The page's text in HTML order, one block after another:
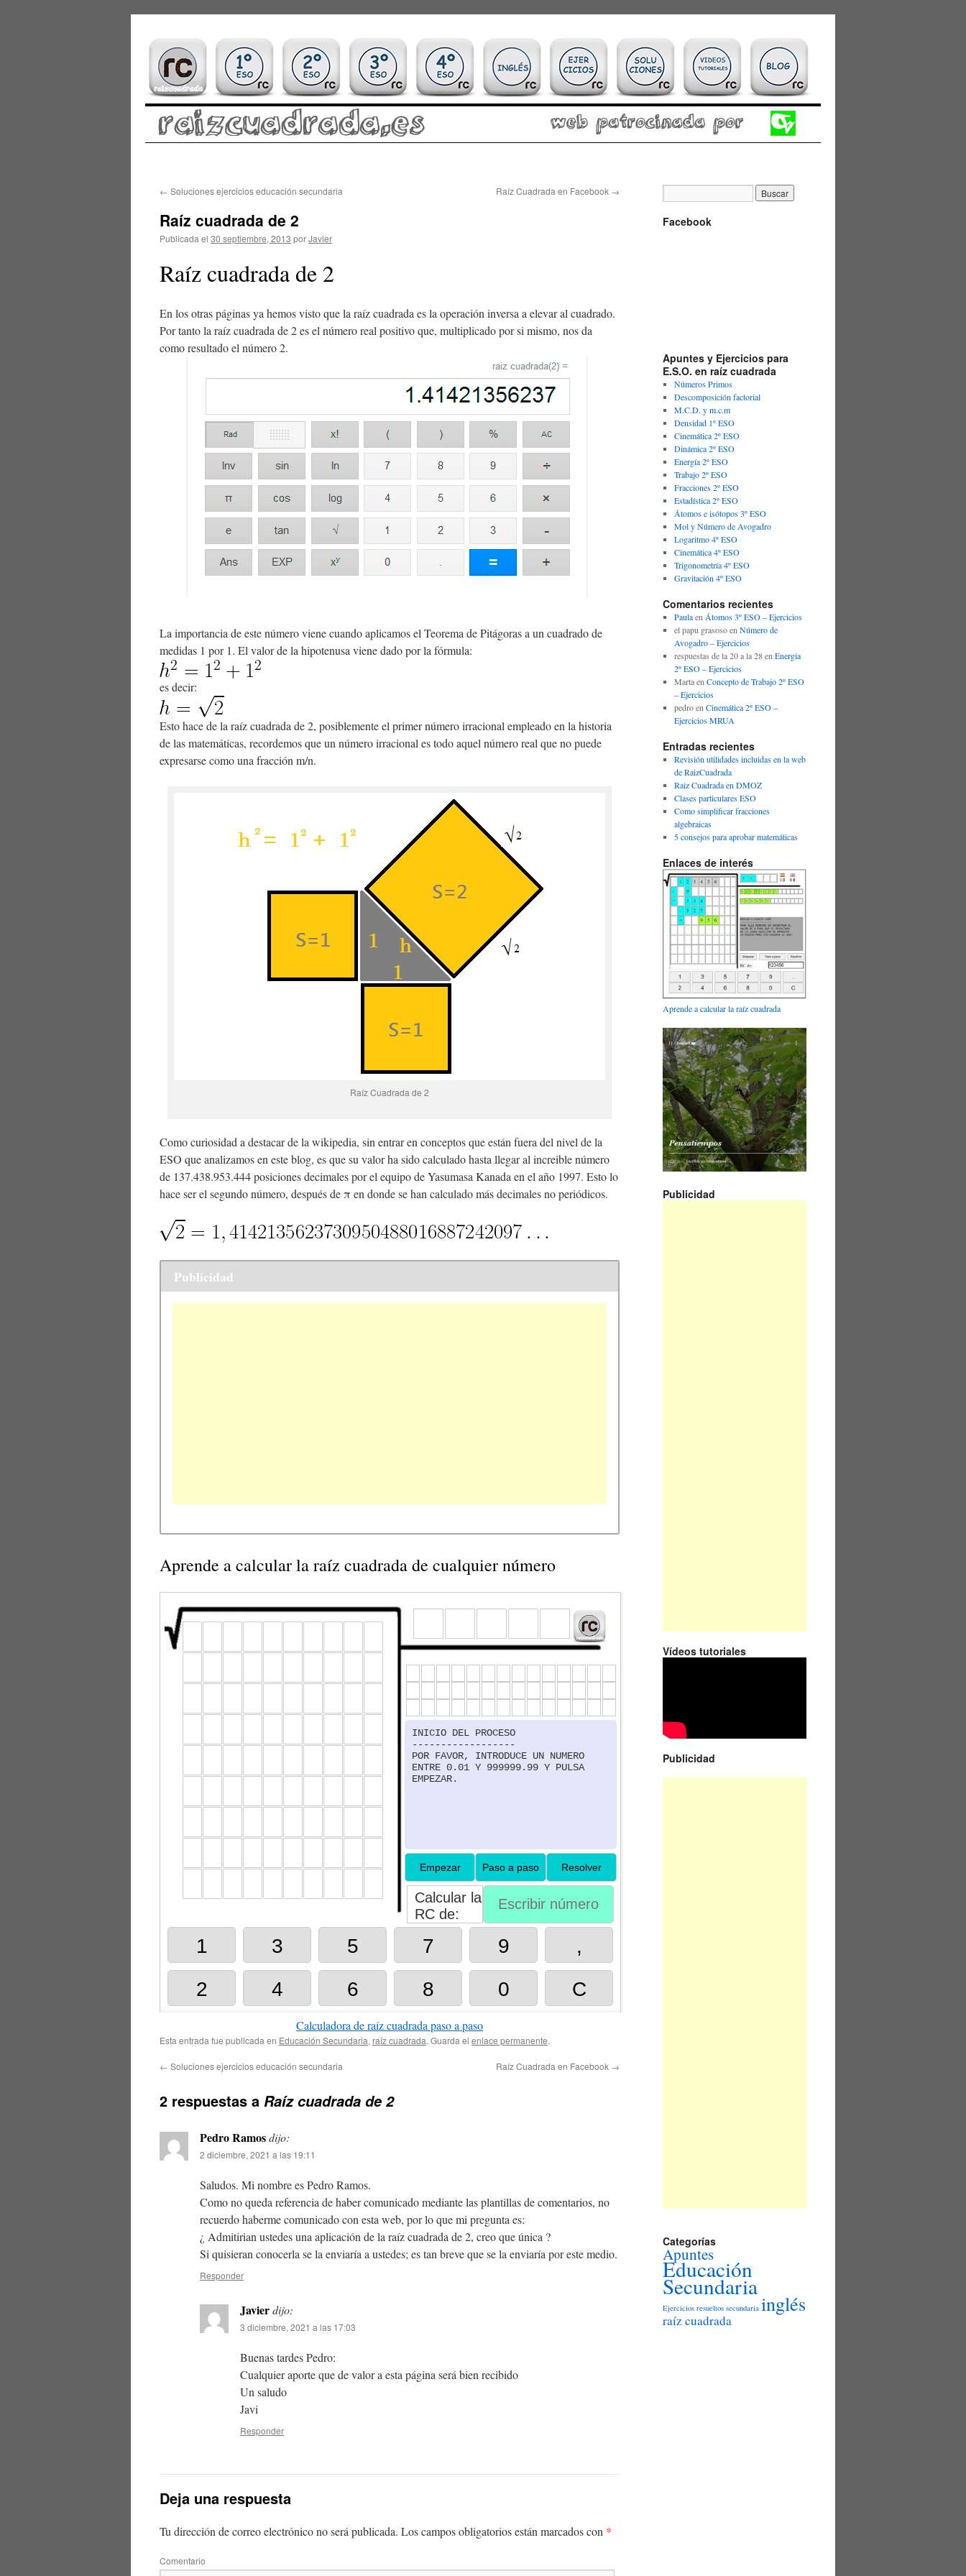
contenido
← Soluciones ejercicios educación secundaria Raíz Cuadrada en Facebook →
Raíz cuadrada de 2
Publicada el 30 septiembre, 2013 porJavier
Raíz cuadrada de 2
En los otras páginas ya hemos visto que la raíz cuadrada es la operación inversa a elevar al cuadrado.
Por tanto la raíz cuadrada de 2 es el número real positivo que, multiplicado por si mismo, nos da
como resultado el número 2.
La importancia de este número viene cuando aplicamos el Teorema de Pitágoras a un cuadrado de
medidas 1 por 1. El valor de la hipotenusa viene dado por la fórmula:
es decir:
Esto hace de la raíz cuadrada de 2, posiblemente el primer número irracional empleado en la historia
de las matemáticas, recordemos que un número irracional es todo aquel número real que no puede
expresarse como una fracción m/n.
Raíz Cuadrada de 2
Como curiosidad a destacar de la wikipedia, sin entrar en conceptos que están fuera del nivel de la
ESO que analizamos en este blog, es que su valor ha sido calculado hasta llegar al increible número
de 137.438.953.444 posiciones decimales por el equipo de Yasumasa Kanada en el año 1997. Esto lo
hace ser el segundo número, después de π en donde se han calculado más decimales no periódicos.
Publicidad
Aprende a calcular la raíz cuadrada de cualquier número
Calculadora de raíz cuadrada paso a paso
Esta entrada fue publicada en Educación Secundaria, raíz cuadrada. Guarda el enlace permanente.
← Soluciones ejercicios educación secundaria Raíz Cuadrada en Facebook →
2 respuestas a Raíz cuadrada de 2
Pedro Ramosdijo:
2 diciembre, 2021 a las 19:11
Saludos. Mi nombre es Pedro Ramos.
Como no queda referencia de haber comunicado mediante las plantillas de comentarios, no
recuerdo haberme comunicado con esta web, por lo que mi pregunta es:
¿ Admitirian ustedes una aplicación de la raíz cuadrada de 2, creo que única ?
Si quisieran conocerla se la enviaría a ustedes; es tan breve que se la enviaría por este medio.
Responder
Javierdijo:
3 diciembre, 2021 a las 17:03
Buenas tardes Pedro:
Cualquier aporte que de valor a esta página será bien recibido
Un saludo
Javi
Responder
Deja una respuesta
Tu dirección de correo electrónico no será publicada. Los campos obligatorios están marcados con *
Comentario
Facebook
Apuntes y Ejercicios para
E.S.O. en raíz cuadrada
Números Primos
Descomposición factorial
M.C.D. y m.c.m
Densidad 1º ESO
Cinemática 2º ESO
Dinámica 2º ESO
Energía 2º ESO
Trabajo 2º ESO
Fracciones 2º ESO
Estadística 2º ESO
Átomos e isótopos 3º ESO
Mol y Número de Avogadro
Logaritmo 4º ESO
Cinemática 4º ESO
Trigonometría 4º ESO
Gravitación 4º ESO
Comentarios recientes
Paulaen Átomos 3º ESO – Ejercicios
el papu grasosoen Número de
Avogadro – Ejercicios
respuestas de la 20 a la 28en Energia
2º ESO – Ejercicios
Martaen Concepto de Trabajo 2º ESO
– Ejercicios
pedroen Cinemática 2º ESO –
Ejercicios MRUA
Entradas recientes
Revisión utilidades incluidas en la web
de RaizCuadrada
Raiz Cuadrada en DMOZ
Clases particulares ESO
Como simplificar fracciones
algebraicas
5 consejos para aprobar matemáticas
Enlaces de interés
Aprende a calcular la raíz cuadrada
Publicidad
Vídeos tutoriales
Publicidad
Categorías
Apuntes
Educación
Secundaria
Ejercicios resueltos secundaria inglés
raíz cuadrada